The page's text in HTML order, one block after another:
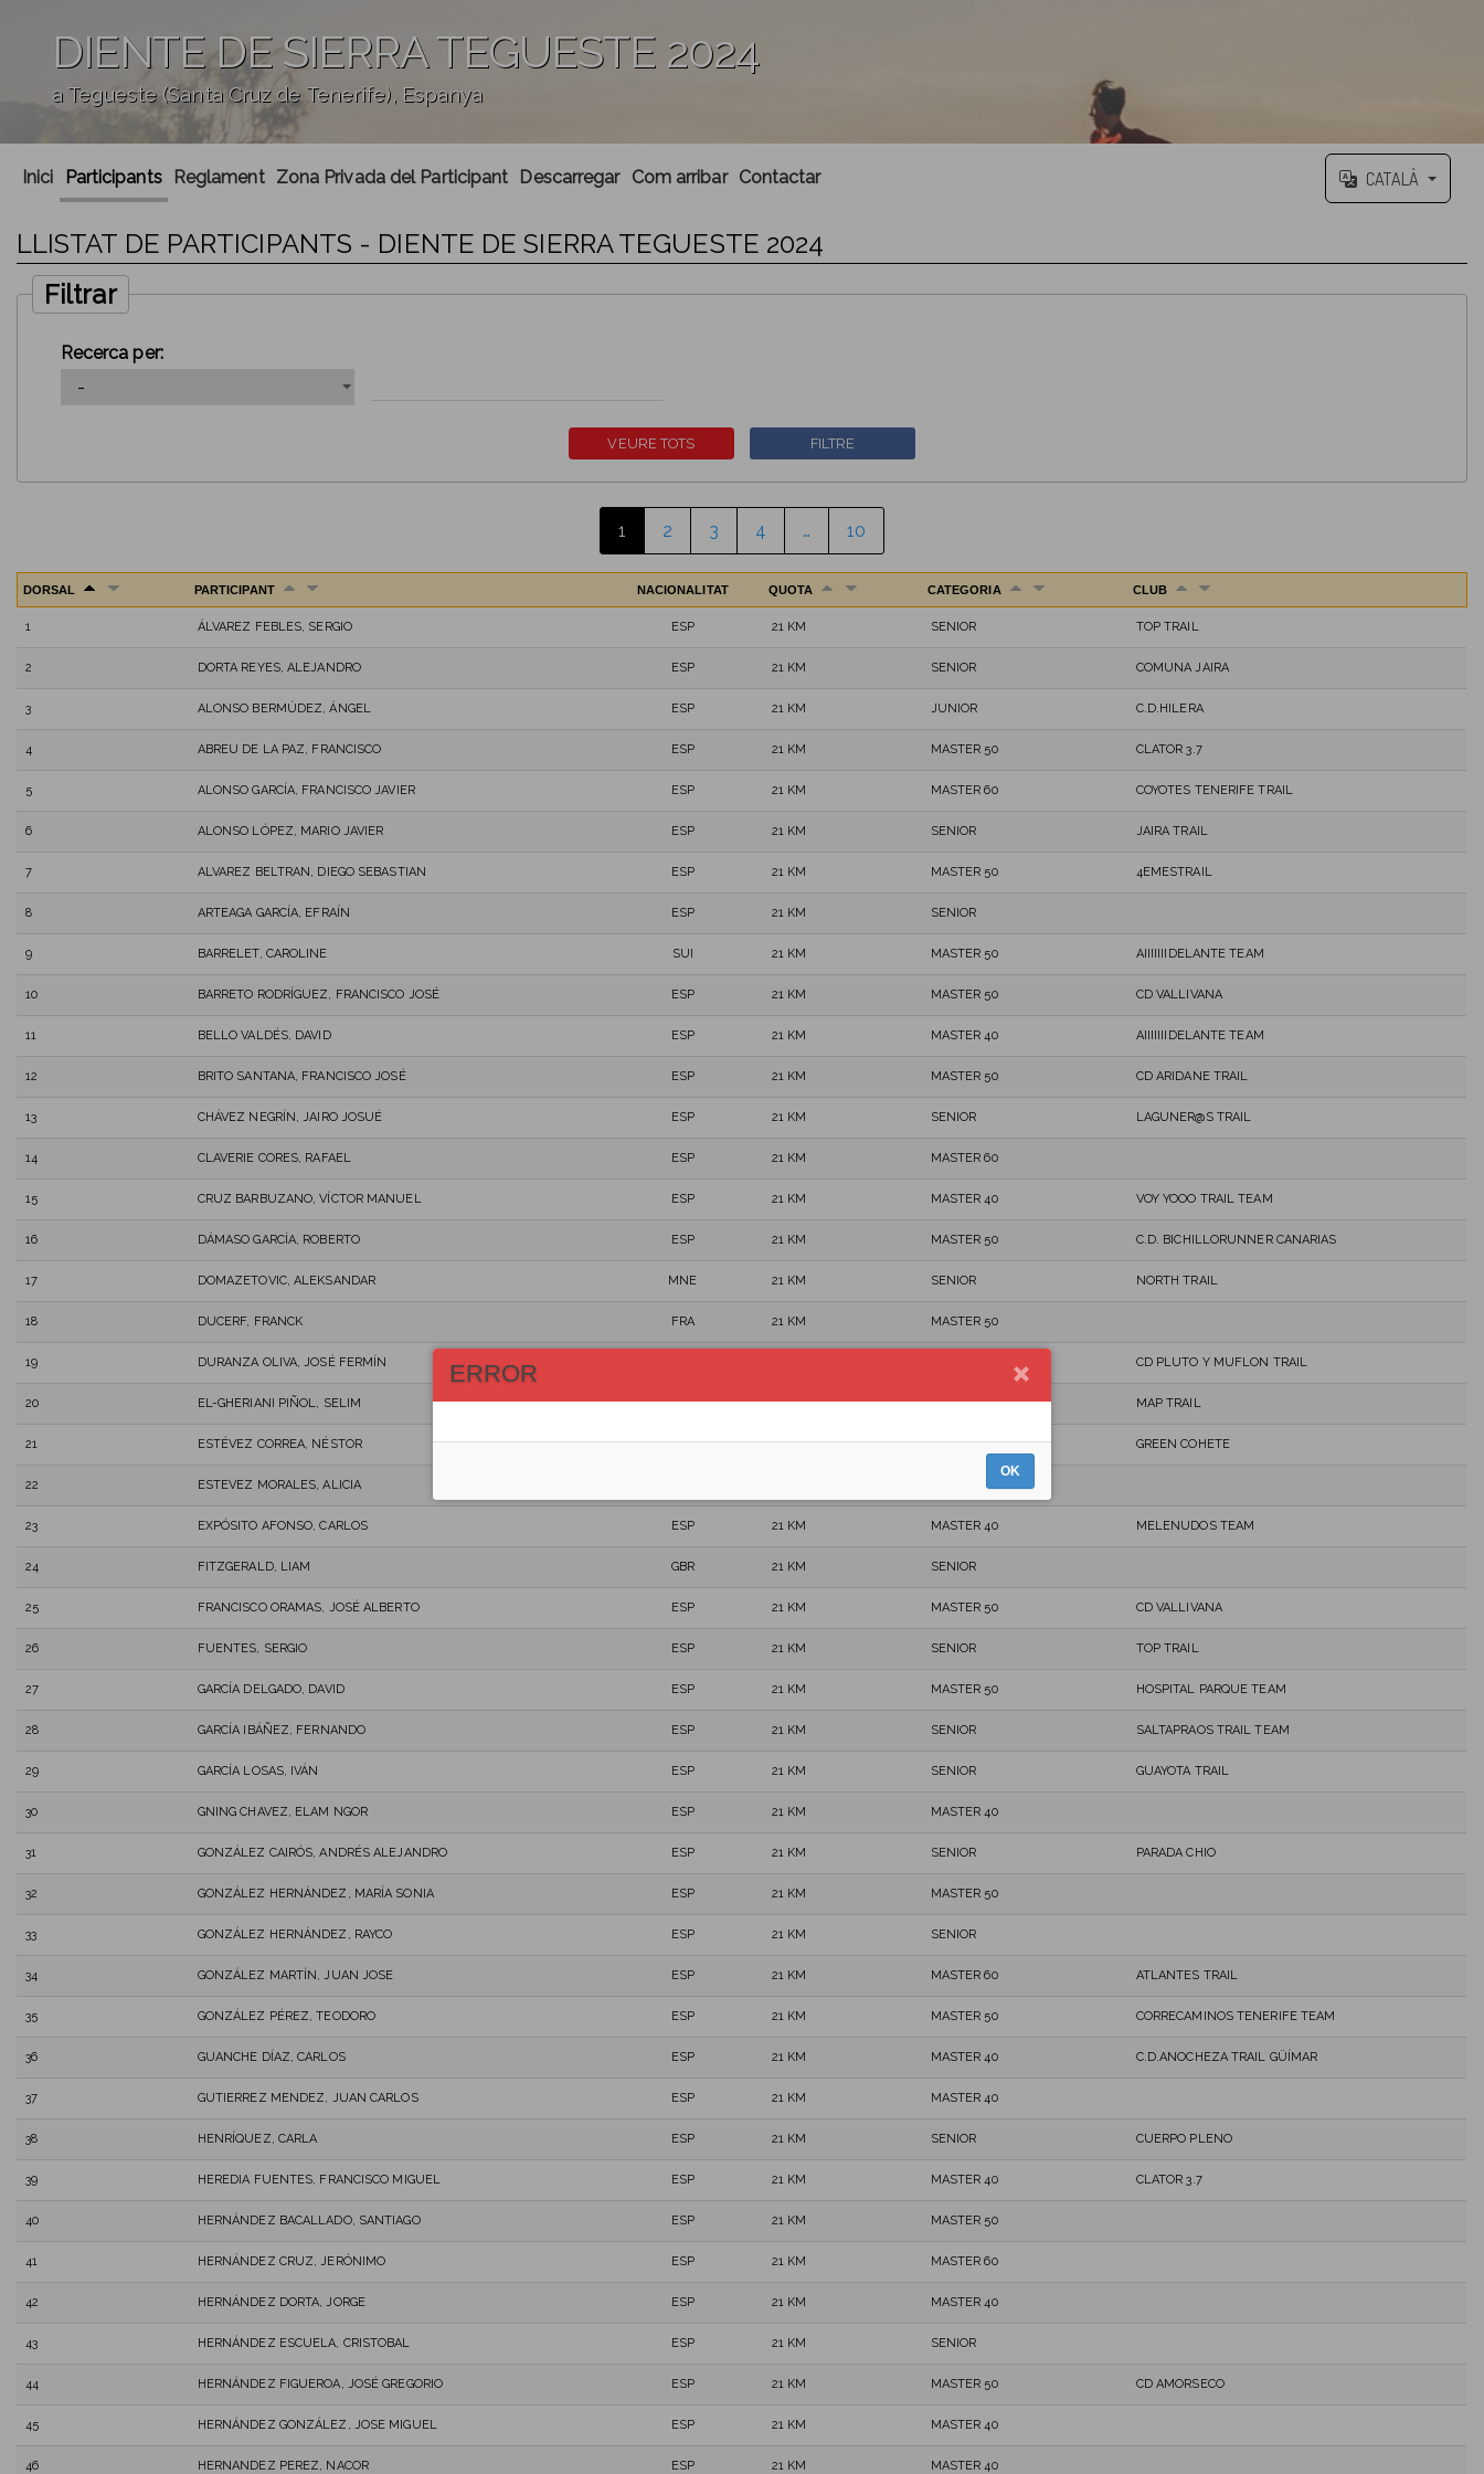
DIENTE DE SIERRA TEGUESTE 2024
a Tegueste (Santa Cruz de Tenerife), Espanya
Inici Participants Reglament Zona Privada del Participant Descarregar Com arribar Contactar CATALÀ
LLISTAT DE PARTICIPANTS - DIENTE DE SIERRA TEGUESTE 2024
Filtrar
Recerca per:
1 2 3 4 … 10
DORSAL PARTICIPANT NACIONALITAT QUOTA CATEGORIA CLUB
1 ÁLVAREZ FEBLES, SERGIO ESP 21 KM SENIOR TOP TRAIL
2 DORTA REYES, ALEJANDRO ESP 21 KM SENIOR COMUNA JAIRA
3 ALONSO BERMÚDEZ, ÁNGEL ESP 21 KM JUNIOR C.D.HILERA
4 ABREU DE LA PAZ, FRANCISCO ESP 21 KM MASTER 50 CLATOR 3.7
5 ALONSO GARCÍA, FRANCISCO JAVIER ESP 21 KM MASTER 60 COYOTES TENERIFE TRAIL
6 ALONSO LÓPEZ, MARIO JAVIER ESP 21 KM SENIOR JAIRA TRAIL
7 ALVAREZ BELTRAN, DIEGO SEBASTIAN ESP 21 KM MASTER 50 4EMESTRAIL
8 ARTEAGA GARCÍA, EFRAÍN ESP 21 KM SENIOR
9 BARRELET, CAROLINE SUI 21 KM MASTER 50 AIIIIIIIDELANTE TEAM
10 BARRETO RODRÍGUEZ, FRANCISCO JOSÉ ESP 21 KM MASTER 50 CD VALLIVANA
11 BELLO VALDÉS, DAVID ESP 21 KM MASTER 40 AIIIIIIIDELANTE TEAM
12 BRITO SANTANA, FRANCISCO JOSÉ ESP 21 KM MASTER 50 CD ARIDANE TRAIL
13 CHÁVEZ NEGRÍN, JAIRO JOSUÉ ESP 21 KM SENIOR LAGUNER@S TRAIL
14 CLAVERIE CORES, RAFAEL ESP 21 KM MASTER 60
15 CRUZ BARBUZANO, VÍCTOR MANUEL ESP 21 KM MASTER 40 VOY YOOO TRAIL TEAM
16 DÁMASO GARCÍA, ROBERTO ESP 21 KM MASTER 50 C.D. BICHILLORUNNER CANARIAS
17 DOMAZETOVIC, ALEKSANDAR MNE 21 KM SENIOR NORTH TRAIL
18 DUCERF, FRANCK FRA 21 KM MASTER 50
19 DURANZA OLIVA, JOSÉ FERMÍN CD PLUTO Y MUFLON TRAIL
20 EL-GHERIANI PIÑOL, SELIM ESP 21 KM MASTER 50 MAP TRAIL
21 ESTÉVEZ CORREA, NÉSTOR ESP 21 KM SENIOR GREEN COHETE
22 ESTEVEZ MORALES, ALICIA MASTER 40
23 EXPÓSITO AFONSO, CARLOS ESP 21 KM MASTER 40 MELENUDOS TEAM
24 FITZGERALD, LIAM GBR 21 KM SENIOR
25 FRANCISCO ORAMAS, JOSÉ ALBERTO ESP 21 KM MASTER 50 CD VALLIVANA
26 FUENTES, SERGIO ESP 21 KM SENIOR TOP TRAIL
27 GARCÍA DELGADO, DAVID ESP 21 KM MASTER 50 HOSPITAL PARQUE TEAM
28 GARCÍA IBÁÑEZ, FERNANDO ESP 21 KM SENIOR SALTAPRAOS TRAIL TEAM
29 GARCÍA LOSAS, IVÁN ESP 21 KM SENIOR GUAYOTA TRAIL
30 GNING CHAVEZ, ELAM NGOR ESP 21 KM MASTER 40
31 GONZÁLEZ CAIRÓS, ANDRÉS ALEJANDRO ESP 21 KM SENIOR PARADA CHIO
32 GONZÁLEZ HERNÁNDEZ, MARÍA SONIA ESP 21 KM MASTER 50
33 GONZÁLEZ HERNÁNDEZ, RAYCO ESP 21 KM SENIOR
34 GONZÁLEZ MARTÍN, JUAN JOSE ESP 21 KM MASTER 60 ATLANTES TRAIL
35 GONZÁLEZ PÉREZ, TEODORO ESP 21 KM MASTER 50 CORRECAMINOS TENERIFE TEAM
36 GUANCHE DÍAZ, CARLOS ESP 21 KM MASTER 40 C.D.ANOCHEZA TRAIL GÜÍMAR
37 GUTIERREZ MENDEZ, JUAN CARLOS ESP 21 KM MASTER 40
38 HENRÍQUEZ, CARLA ESP 21 KM SENIOR CUERPO PLENO
39 HEREDIA FUENTES, FRANCISCO MIGUEL ESP 21 KM MASTER 40 CLATOR 3.7
40 HERNÁNDEZ BACALLADO, SANTIAGO ESP 21 KM MASTER 50
41 HERNÁNDEZ CRUZ, JERÓNIMO ESP 21 KM MASTER 60
42 HERNÁNDEZ DORTA, JORGE ESP 21 KM MASTER 40
43 HERNÁNDEZ ESCUELA, CRISTOBAL ESP 21 KM SENIOR
44 HERNÁNDEZ FIGUEROA, JOSÉ GREGORIO ESP 21 KM MASTER 50 CD AMORSECO
45 HERNÁNDEZ GONZÁLEZ, JOSE MIGUEL ESP 21 KM MASTER 40
46 HERNANDEZ PEREZ, NACOR ESP 21 KM MASTER 40
ERROR
OK